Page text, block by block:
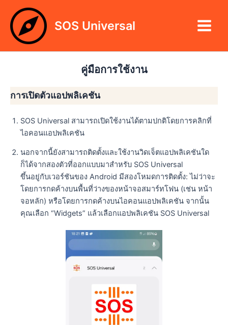
content
SOS Universal
Menu
คู่มือการใช้งาน
การเปิดตัวแอปพลิเคชัน
SOS Universal สามารถเปิดใช้งานได้ตามปกติโดยการคลิกที่
ไอคอนแอปพลิเคชัน
นอกจากนี้ยังสามารถติดตั้งและใช้งานวิดเจ็ตแอปพลิเคชันใด
ก็ได้จากสองตัวที่ออกแบบมาสำหรับ SOS Universal
ขึ้นอยู่กับเวอร์ชันของ Android มีสองโหมดการติดตั้ง: ไม่ว่าจะ
โดยการกดค้างบนพื้นที่ว่างของหน้าจอสมาร์ทโฟน (เช่น หน้า
จอหลัก) หรือโดยการกดค้างบนไอคอนแอปพลิเคชัน จากนั้น
คุณเลือก “Widgets” แล้วเลือกแอปพลิเคชัน SOS Universal